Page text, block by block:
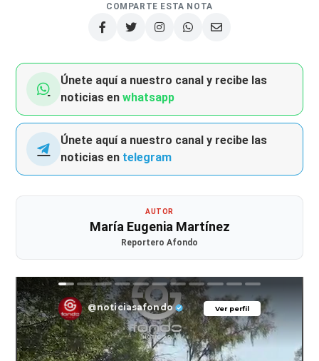
COMPARTE ESTA NOTA
Únete aquí a nuestro canal y recibe las
noticias enwhatsapp
Únete aquí a nuestro canal y recibe las
noticias en telegram
AUTOR
María Eugenia Martínez
Reportero Afondo
Ver perfil
@noticiasafondo Ver perfil